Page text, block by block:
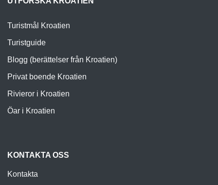
Turistmål Kroatien
Turistguide
Blogg (berättelser från Kroatien)
Privat boende Kroatien
Rivieror i Kroatien
Öar i Kroatien
KONTAKTA OSS
Kontakta